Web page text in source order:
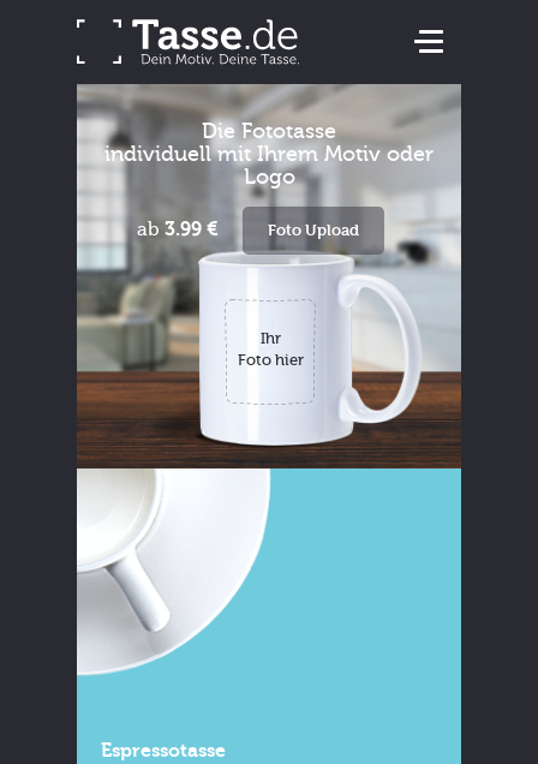
Die Fototasse
individuell mit Ihrem Motiv oder
Logo
ab 3.99 € Foto Upload
Ihr
Foto hier
Espressotasse